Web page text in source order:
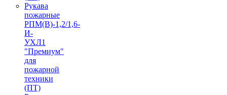
Рукава
пожарные
РПМ(В)-1,2/1,6-
И-
УХЛ1
"Премиум"
для
пожарной
техники
(ПТ)